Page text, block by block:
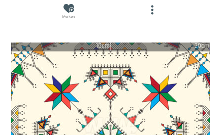
Merken
10cm 20cm